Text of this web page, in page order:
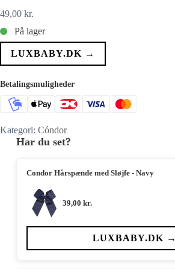
49,00 kr.
På lager
LUXBABY.DK →
Betalingsmuligheder
Kategori: Cóndor
Har du set?
Condor Hårspænde med Sløjfe - Navy
39,00 kr.
LUXBABY.DK →